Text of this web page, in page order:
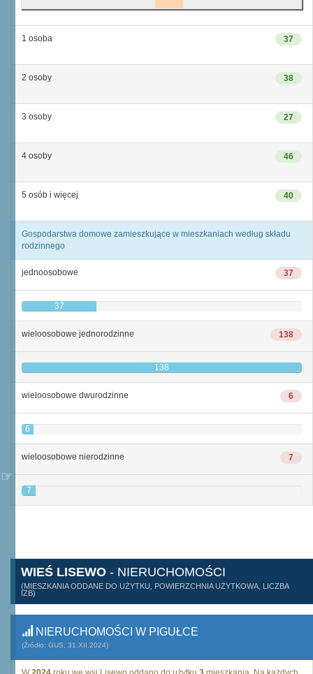
37
1 osoba
38
2 osoby
27
3 osoby
46
4 osoby
40
5 osób i więcej
Gospodarstwa domowe zamieszkujące w mieszkaniach według składu
rodzinnego
37
jednoosobowe
37
138
wieloosobowe jednorodzinne
138
6
wieloosobowe dwurodzinne
6
7
wieloosobowe nierodzinne
7
WIEŚ LISEWO - NIERUCHOMOŚCI
(MIESZKANIA ODDANE DO UŻYTKU, POWIERZCHNIA UŻYTKOWA, LICZBA
IZB)
NIERUCHOMOŚCI W PIGUŁCE
(Źródło: GUS, 31.XII.2024)